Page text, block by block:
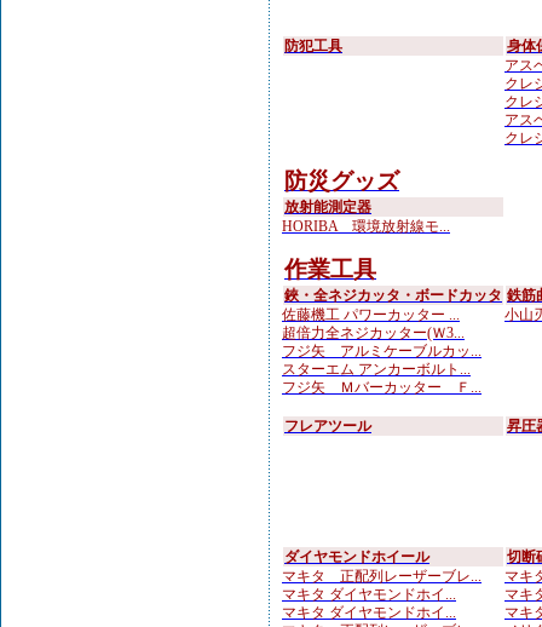
防犯工具
身体
アス
クレ
クレ
アス
クレ
防災グッズ
放射能測定器
HORIBA 環境放射線モ...
作業工具
鋏・全ネジカッタ・ボードカッタ
佐藤機工 パワーカッター ...
超倍力全ネジカッター(Ｗ3...
フジ矢 アルミケーブルカッ...
スターエム アンカーボルト...
フジ矢 Ｍバーカッター Ｆ...
鉄筋
小山
フレアツール 昇圧
ダイヤモンドホイール
マキタ 正配列レーザーブレ...
マキタ ダイヤモンドホイ...
マキタ ダイヤモンドホイ...
切断
マキ
マキ
マキ